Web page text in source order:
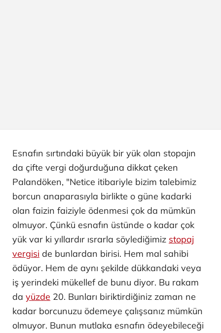
Esnafın sırtındaki büyük bir yük olan stopajın
da çifte vergi doğurduğuna dikkat çeken
Palandöken, "Netice itibariyle bizim talebimiz
borcun anaparasıyla birlikte o güne kadarki
olan faizin faiziyle ödenmesi çok da mümkün
olmuyor. Çünkü esnafın üstünde o kadar çok
yük var ki yıllardır ısrarla söylediğimiz stopaj
vergisi de bunlardan birisi. Hem mal sahibi
ödüyor. Hem de aynı şekilde dükkandaki veya
iş yerindeki mükellef de bunu diyor. Bu rakam
da yüzde 20. Bunları biriktirdiğiniz zaman ne
kadar borcunuzu ödemeye çalışsanız mümkün
olmuyor. Bunun mutlaka esnafın ödeyebileceği